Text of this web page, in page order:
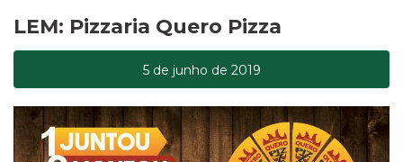
LEM: Pizzaria Quero Pizza
5 de junho de 2019